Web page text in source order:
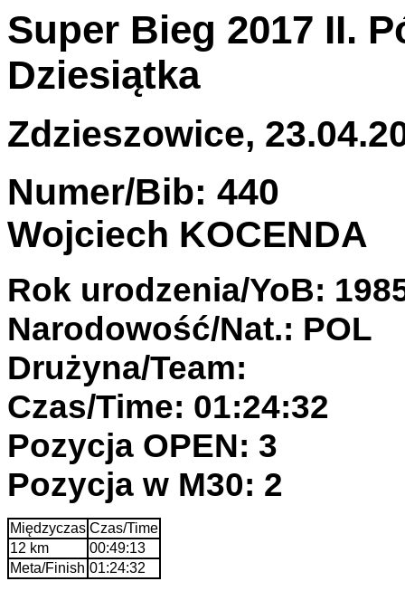
Super Bieg 2017 II.
Dziesiątka
Zdzieszowice,
Numer/Bib: 440
Wojciech KOCENDA
Rok urodzenia/YoB:
Narodowość/Nat.: POL
Drużyna/Team:
Czas/Time: 01:24:32
Pozycja OPEN: 3
Pozycja w M30: 2
Międzyczas Czas/Time
12 km
00:49:13
Meta/Finish 01:24:32